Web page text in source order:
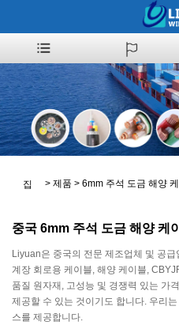
집 > 제품 > 6mm 주석 도금 해양
중국 6mm 주석 도금 해양 케
Liyuan은 중국의 전문 제조업체 및 공
계장 회로용 케이블, 해양 케이블,
품질 원자재, 고성능 및 경쟁력 있는 가
제공할 수 있는 것이기도 합니다. 우리
스를 제공합니다.